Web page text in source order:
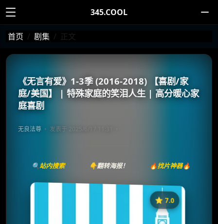
345.COOL
首页 剧集 正文
《无言有爱》1-3季 (2016-2018) 【喜剧/家
庭/美国】 | 特殊家庭的笑泪人生 | 高分暖心家
庭喜剧
无良法尊 发表于 2025/6/17 11:31
🔍站内搜索 👇翻转海报！ 🔥找片神器🔥
⭐️ 7.0
《无言有爱》